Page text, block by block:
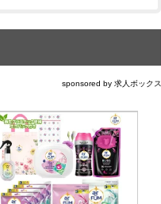
sponsored by 求人ボックス